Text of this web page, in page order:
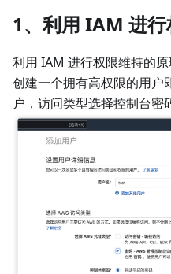
1、利用 IAM 进
利用 IAM 进行权限维持的
创建一个拥有高权限的用户
户，访问类型选择控制台密